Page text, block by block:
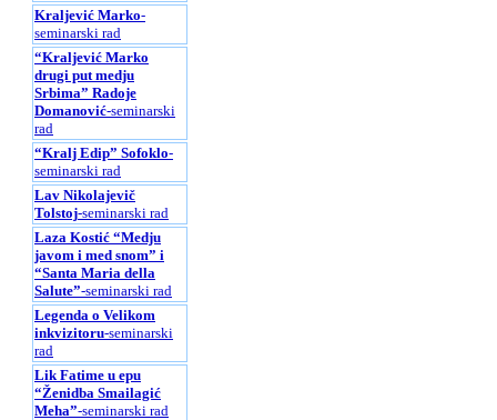
Kraljević Marko-
seminarski rad
“Kraljević Marko
drugi put medju
Srbima” Radoje
Domanović-seminarski
rad
“Kralj Edip” Sofoklo-
seminarski rad
Lav Nikolajevič
Tolstoj-seminarski rad
Laza Kostić “Medju
javom i med snom” i
“Santa Maria della
Salute”-seminarski rad
Legenda o Velikom
inkvizitoru-seminarski
rad
Lik Fatime u epu
“Ženidba Smailagić
Meha”-seminarski rad